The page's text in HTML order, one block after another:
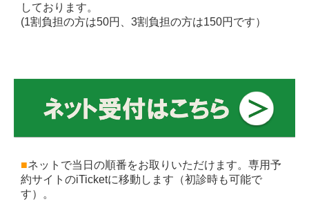
しております。
(1割負担の方は50円、3割負担の方は150円です）
■ネットで当日の順番をお取りいただけます。専用予
約サイトのiTicketに移動します（初診時も可能で
す）。